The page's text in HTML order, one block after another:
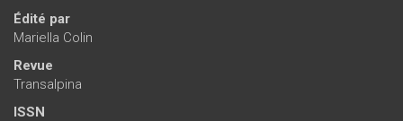
Édité par
Mariella Colin
Revue
Transalpina
ISSN